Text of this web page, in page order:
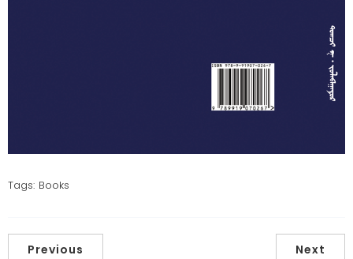
Tags: Books
Previous Next